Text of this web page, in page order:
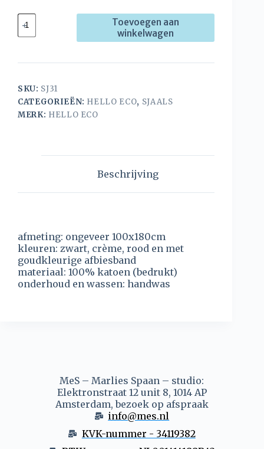
Toevoegen aan
winkelwagen
SKU: SJ31
CATEGORIEËN: HELLO ECO, SJAALS
MERK: HELLO ECO
Beschrijving
afmeting: ongeveer 100x180cm
kleuren: zwart, crème, rood en met
goudkleurige afbiesband
materiaal: 100% katoen (bedrukt)
onderhoud en wassen: handwas
MeS – Marlies Spaan – studio:
Elektronstraat 12 unit 8, 1014 AP
Amsterdam, bezoek op afspraak
info@mes.nl
KVK-nummer - 34119382